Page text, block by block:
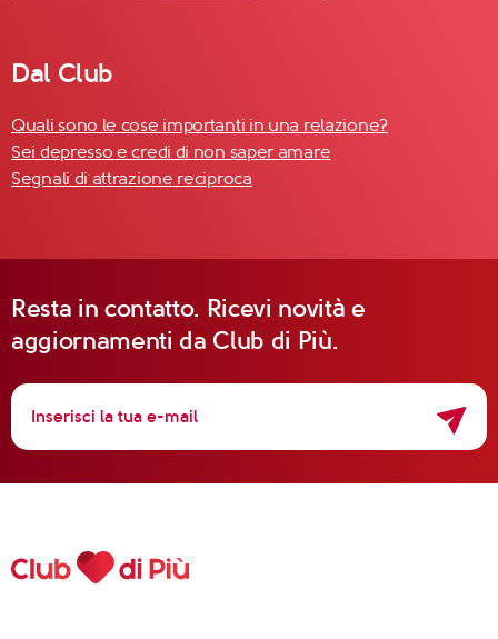
Dal Club
Quali sono le cose importanti in una relazione?
Sei depresso e credi di non saper amare
Segnali di attrazione reciproca
Resta in contatto. Ricevi novità e
aggiornamenti da Club di Più.